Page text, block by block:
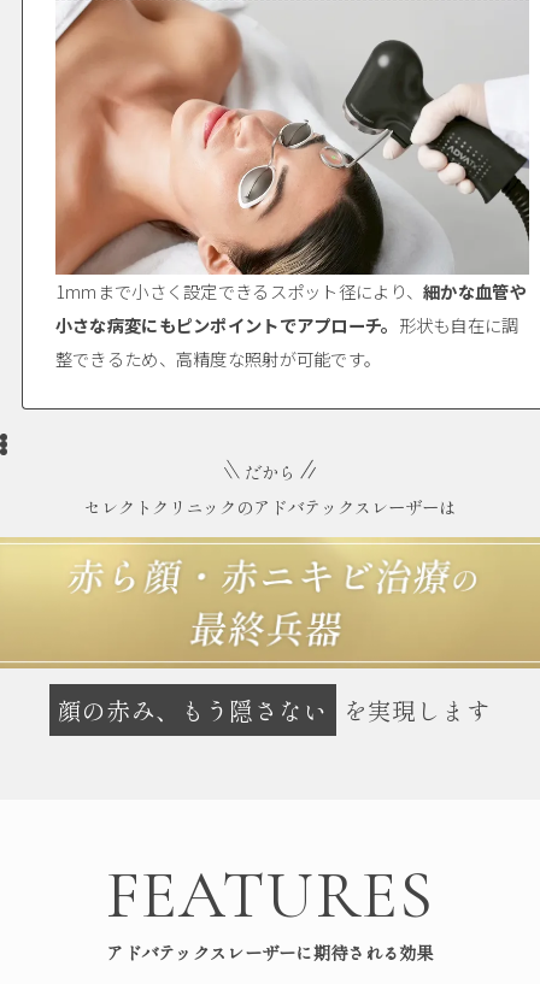
1mmまで小さく設定できるスポット径により、細かな血管や
小さな病変にもピンポイントでアプローチ。 形状も自在に調
整できるため、高精度な照射が可能です。
だから
セレクトクリニックのアドバテックスレーザーは
顔の赤み、もう隠さない を実現します
FEATURES
アドバテックスレーザーに期待される効果